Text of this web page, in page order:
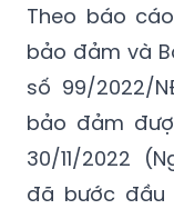
Theo báo
bảo đảm và
số 99/2022/
bảo đảm
30/11/2022
đã bước